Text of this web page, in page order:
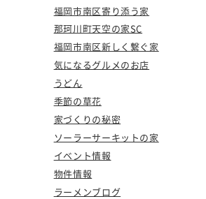
福岡市南区寄り添う家
那珂川町天空の家SC
福岡市南区新しく繋ぐ家
気になるグルメのお店
うどん
季節の草花
家づくりの秘密
ソーラーサーキットの家
イベント情報
物件情報
ラーメンブログ